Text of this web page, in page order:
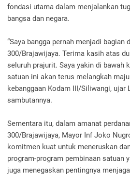
fondasi utama dalam menjalankan
bangsa dan negara.
“Saya bangga pernah menjadi bagian
300/Brajawijaya. Terima kasih atas
seluruh prajurit. Saya yakin di bawah
satuan ini akan terus melangkah
kebanggaan Kodam III/Siliwangi, ujar
sambutannya.
Sementara itu, dalam amanat
300/Brajawijaya, Mayor Inf Joko
komitmen kuat untuk meneruskan
program-program pembinaan satuan
juga menegaskan pentingnya